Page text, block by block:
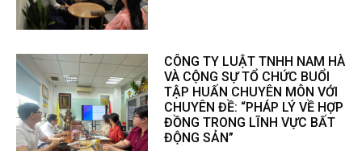
CÔNG TY LUẬT TNHH NAM HÀ
VÀ CỘNG SỰ TỔ CHỨC BUỔI
TẬP HUẤN CHUYÊN MÔN VỚI
CHUYÊN ĐỀ: “PHÁP LÝ VỀ HỢP
ĐỒNG TRONG LĨNH VỰC BẤT
ĐỘNG SẢN”